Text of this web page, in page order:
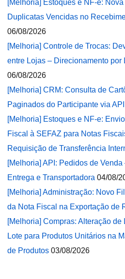
[Melhoria] Estoques e NF-e:
Duplicatas Vencidas no
06/08/2026
[Melhoria] Controle de Trocas:
entre Lojas – Direcionamento por
06/08/2026
[Melhoria] CRM: Consulta de
Paginados do Participante via API
[Melhoria] Estoques e NF-e:
Fiscal à SEFAZ para Notas
Requisição de Transferência
[Melhoria] API: Pedidos de
Entrega e Transportadora 04/08/
[Melhoria] Administração: Novo
da Nota Fiscal na Exportação de
[Melhoria] Compras: Alteração de
Lote para Produtos Unitários na
de Produtos 03/08/2026